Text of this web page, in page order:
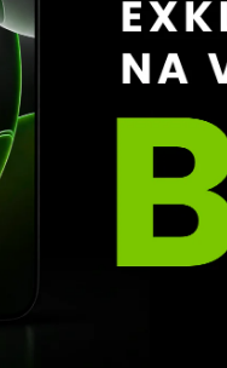
komentátor turnajů
k tomu uvedl, že vše
vycestování, ale
se vrací zpět,“
krátkodobé, často